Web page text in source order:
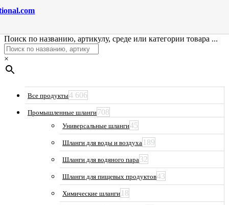
Поиск по названию, артикулу, среде или категории товара ...
×
Все продукты4 606
Промышленные шланги708
Универсальные шланги45
Шланги для воды и воздуха 189
Шланги для водяного пара32
Шланги для пищевых продуктов43
Химические шланги 18